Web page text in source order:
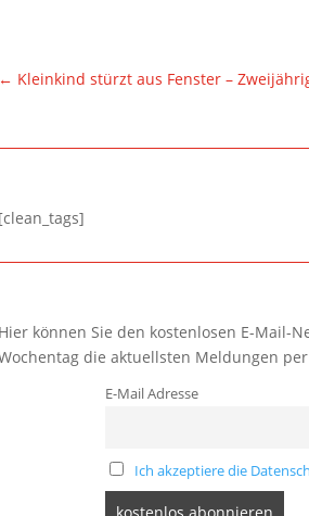
← Kleinkind stürzt aus Fenster –
[clean_tags]
Hier können Sie den kostenlosen E-Mail-
die aktuellsten Meldungen
E-Mail Adresse
Ich akzeptiere die